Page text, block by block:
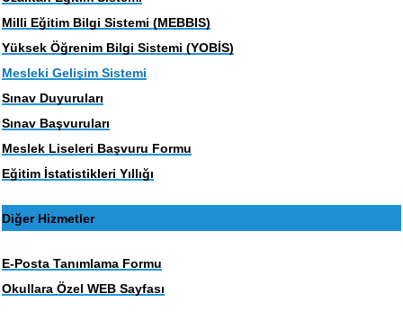
Milli Eğitim Bilgi Sistemi (MEBBIS)
Yüksek Öğrenim Bilgi Sistemi (YOBİS)
Mesleki Gelişim Sistemi
Sınav Duyuruları
Sınav Başvuruları
Meslek Liseleri Başvuru Formu
Eğitim İstatistikleri Yıllığı
Diğer Hizmetler
E-Posta Tanımlama Formu
Okullara Özel WEB Sayfası